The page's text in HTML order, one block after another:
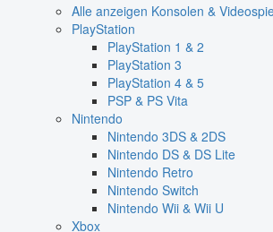
Alle anzeigen Konsolen &
PlayStation
PlayStation 1 & 2
PlayStation 3
PlayStation 4 & 5
PSP & PS Vita
Nintendo
Nintendo 3DS & 2DS
Nintendo DS & DS Lite
Nintendo Retro
Nintendo Switch
Nintendo Wii & Wii U
Xbox